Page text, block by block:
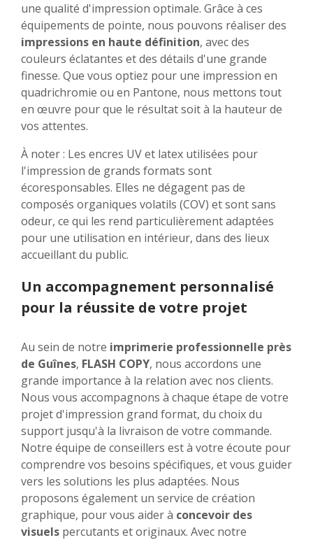
une qualité d'impression optimale. Grâce à ces
équipements de pointe, nous pouvons réaliser des
impressions en haute définition, avec des
couleurs éclatantes et des détails d'une grande
finesse. Que vous optiez pour une impression en
quadrichromie ou en Pantone, nous mettons tout
en œuvre pour que le résultat soit à la hauteur de
vos attentes.
À noter : Les encres UV et latex utilisées pour
l'impression de grands formats sont
écoresponsables. Elles ne dégagent pas de
composés organiques volatils (COV) et sont sans
odeur, ce qui les rend particulièrement adaptées
pour une utilisation en intérieur, dans des lieux
accueillant du public.
Un accompagnement personnalisé
pour la réussite de votre projet
Au sein de notre imprimerie professionnelle près
de Guînes, FLASH COPY, nous accordons une
grande importance à la relation avec nos clients.
Nous vous accompagnons à chaque étape de votre
projet d'impression grand format, du choix du
support jusqu'à la livraison de votre commande.
Notre équipe de conseillers est à votre écoute pour
comprendre vos besoins spécifiques, et vous guider
vers les solutions les plus adaptées. Nous
proposons également un service de création
graphique, pour vous aider à concevoir des
visuelspercutants et originaux. Avec notre